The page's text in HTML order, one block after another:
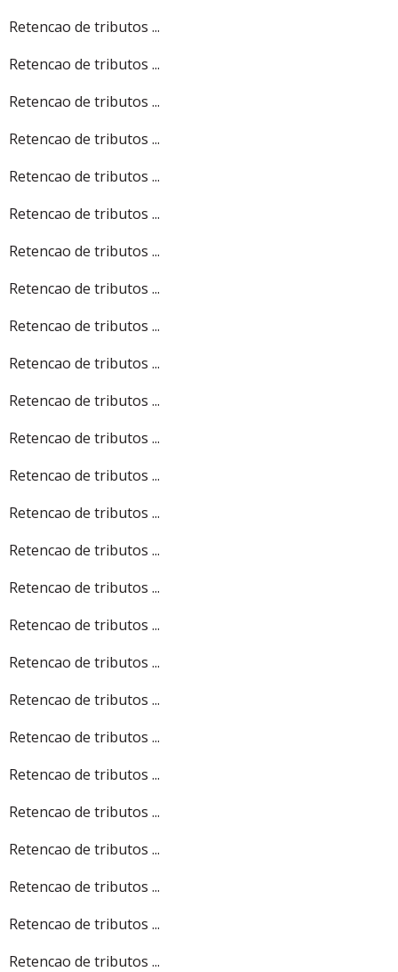
Retencao de tributos ...
Retencao de tributos ...
Retencao de tributos ...
Retencao de tributos ...
Retencao de tributos ...
Retencao de tributos ...
Retencao de tributos ...
Retencao de tributos ...
Retencao de tributos ...
Retencao de tributos ...
Retencao de tributos ...
Retencao de tributos ...
Retencao de tributos ...
Retencao de tributos ...
Retencao de tributos ...
Retencao de tributos ...
Retencao de tributos ...
Retencao de tributos ...
Retencao de tributos ...
Retencao de tributos ...
Retencao de tributos ...
Retencao de tributos ...
Retencao de tributos ...
Retencao de tributos ...
Retencao de tributos ...
Retencao de tributos ...